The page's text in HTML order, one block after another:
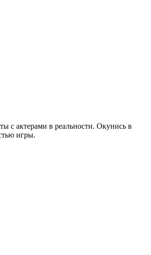
с актерами в реальности. Окунись в
игры.